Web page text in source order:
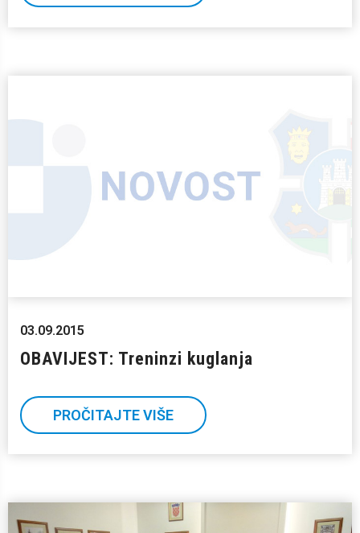
03.09.2015
OBAVIJEST: Treninzi kuglanja
PROČITAJTE VIŠE